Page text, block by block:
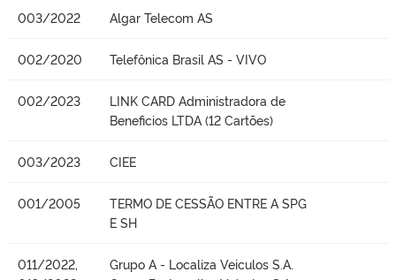
003/2022 Algar Telecom AS
002/2020 Telefônica Brasil AS - VIVO
002/2023
LINK CARD Administradora de
Beneficios LTDA (12 Cartões)
003/2023 CIEE
001/2005
TERMO DE CESSÃO ENTRE A SPG
E SH
011/2022,
Grupo A - Localiza Veiculos S.A.